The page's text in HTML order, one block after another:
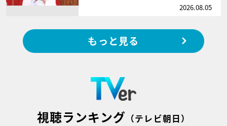
2026.08.05
もっと見る
視聴ランキング （テレビ朝日）